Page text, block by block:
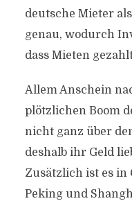
deutsche Mieter
genau, wodurch
dass Mieten
Allem Anschein
plötzlichen Boom
nicht ganz über
deshalb ihr Geld
Zusätzlich ist es in
Peking und